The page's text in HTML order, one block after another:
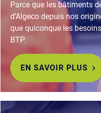
Parce que les bâtiments
d’Algeco depuis nos
que quiconque les
BTP.
EN SAVOIR PLUS